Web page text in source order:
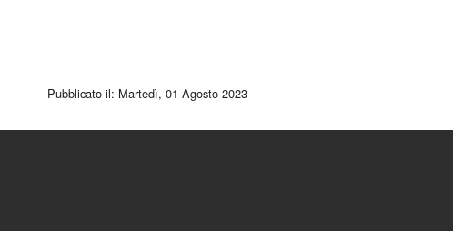
Pubblicato il: Martedì, 01 Agosto 2023